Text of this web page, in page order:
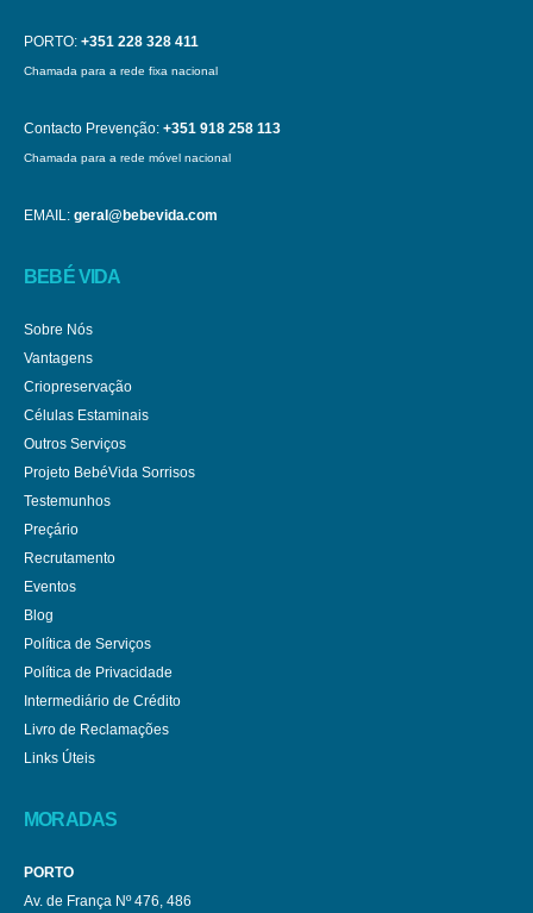
PORTO: +351 228 328 411
Chamada para a rede fixa nacional
Contacto Prevenção: +351 918 258 113
Chamada para a rede móvel nacional
EMAIL: geral@bebevida.com
BEBÉ VIDA
Sobre Nós
Vantagens
Criopreservação
Células Estaminais
Outros Serviços
Projeto BebéVida Sorrisos
Testemunhos
Preçário
Recrutamento
Eventos
Blog
Política de Serviços
Política de Privacidade
Intermediário de Crédito
Livro de Reclamações
Links Úteis
MORADAS
PORTO
Av. de França Nº 476, 486